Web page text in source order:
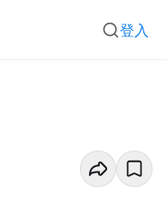
登入